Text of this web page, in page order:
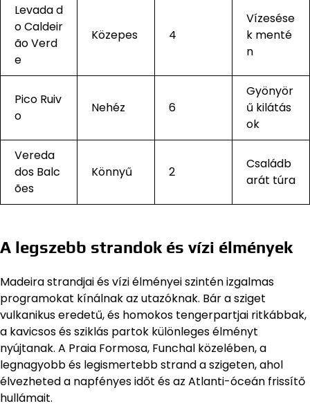
Levada d
o Caldeir
ão Verd
e
Közepes 4
Vízesése
k menté
n
Pico Ruiv
o
Nehéz 6
Gyönyör
ű kilátás
ok
Vereda
dos Balc
ões
Könnyű 2
Családb
arát túra
A legszebb strandok és vízi élmények
Madeira strandjai és vízi élményei szintén izgalmas
programokat kínálnak az utazóknak. Bár a sziget
vulkanikus eredetű, és homokos tengerpartjai ritkábbak,
a kavicsos és sziklás partok különleges élményt
nyújtanak. A Praia Formosa, Funchal közelében, a
legnagyobb és legismertebb strand a szigeten, ahol
élvezheted a napfényes időt és az Atlanti-óceán frissítő
hullámait.